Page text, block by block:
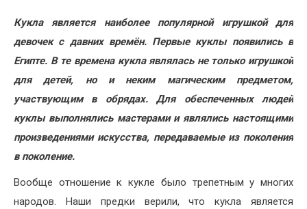
Хобби
Красота
Недвижимость
Кукла является наиболее популярной игрушкой для
девочек с давних времён. Первые куклы появились в
Египте. В те времена кукла являлась не только игрушкой
для детей, но и неким магическим предметом,
участвующим в обрядах. Для обеспеченных людей
куклы выполнялись мастерами и являлись настоящими
произведениями искусства, передаваемые из поколения
в поколение.
Вообще отношение к кукле было трепетным у многих
народов. Наши предки верили, что кукла является